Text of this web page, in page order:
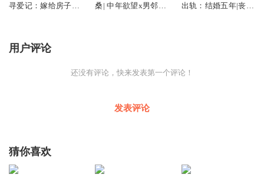
寻爱记：嫁给房子还
x婚嫁现实x阶层爱情
桑| 中年欲望x男邻居
出轨：结婚五年|丧偶
用户评论
还没有评论，快来发表第一个评论！
发表评论
猜你喜欢